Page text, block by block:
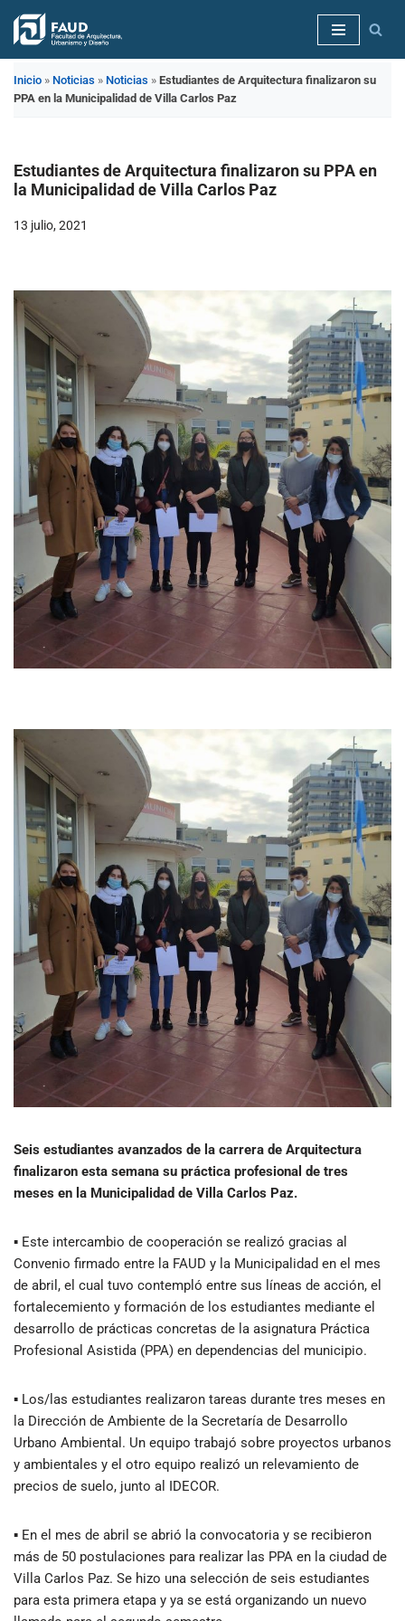
Saltar
contenido
Inicio » Noticias » Noticias » Estudiantes de Arquitectura finalizaron su
PPA en la Municipalidad de Villa Carlos Paz
Estudiantes de Arquitectura finalizaron su PPA en
la Municipalidad de Villa Carlos Paz
13 julio, 2021
Seis estudiantes avanzados de la carrera de Arquitectura
finalizaron esta semana su práctica profesional de tres
meses en la Municipalidad de Villa Carlos Paz.
▪ Este intercambio de cooperación se realizó gracias al
Convenio firmado entre la FAUD y la Municipalidad en el mes
de abril, el cual tuvo contempló entre sus líneas de acción, el
fortalecemiento y formación de los estudiantes mediante el
desarrollo de prácticas concretas de la asignatura Práctica
Profesional Asistida (PPA) en dependencias del municipio.
▪ Los/las estudiantes realizaron tareas durante tres meses en
la Dirección de Ambiente de la Secretaría de Desarrollo
Urbano Ambiental. Un equipo trabajó sobre proyectos urbanos
y ambientales y el otro equipo realizó un relevamiento de
precios de suelo, junto al IDECOR.
▪ En el mes de abril se abrió la convocatoria y se recibieron
más de 50 postulaciones para realizar las PPA en la ciudad de
Villa Carlos Paz. Se hizo una selección de seis estudiantes
para esta primera etapa y ya se está organizando un nuevo